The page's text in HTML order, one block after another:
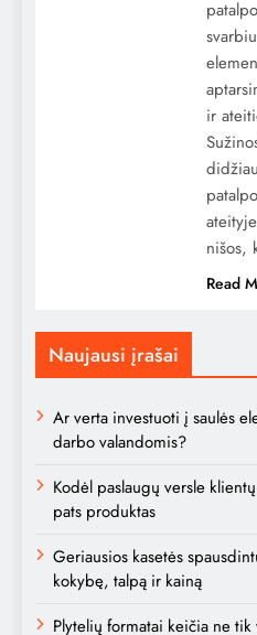
ir
nišos,
Read
Naujausi įrašai
Ar verta investuoti į saulės
darbo valandomis?
Kodėl paslaugų versle
pats produktas
Geriausios kasetės
kokybę, talpą ir kainą
Plytelių formatai keičia ne